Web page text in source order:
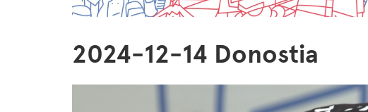
2024-12-14 Donostia